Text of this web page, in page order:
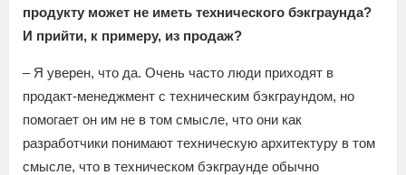
продукту может не иметь технического бэкграунда?
И прийти, к примеру, из продаж?
– Я уверен, что да. Очень часто люди приходят в
продакт-менеджмент с техническим бэкграундом, но
помогает он им не в том смысле, что они как
разработчики понимают техническую архитектуру в том
смысле, что в техническом бэкграунде обычно